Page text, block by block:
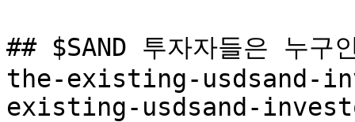
## $SAND 투자자들은 누
the-existing-usdsand-
existing-usdsand-